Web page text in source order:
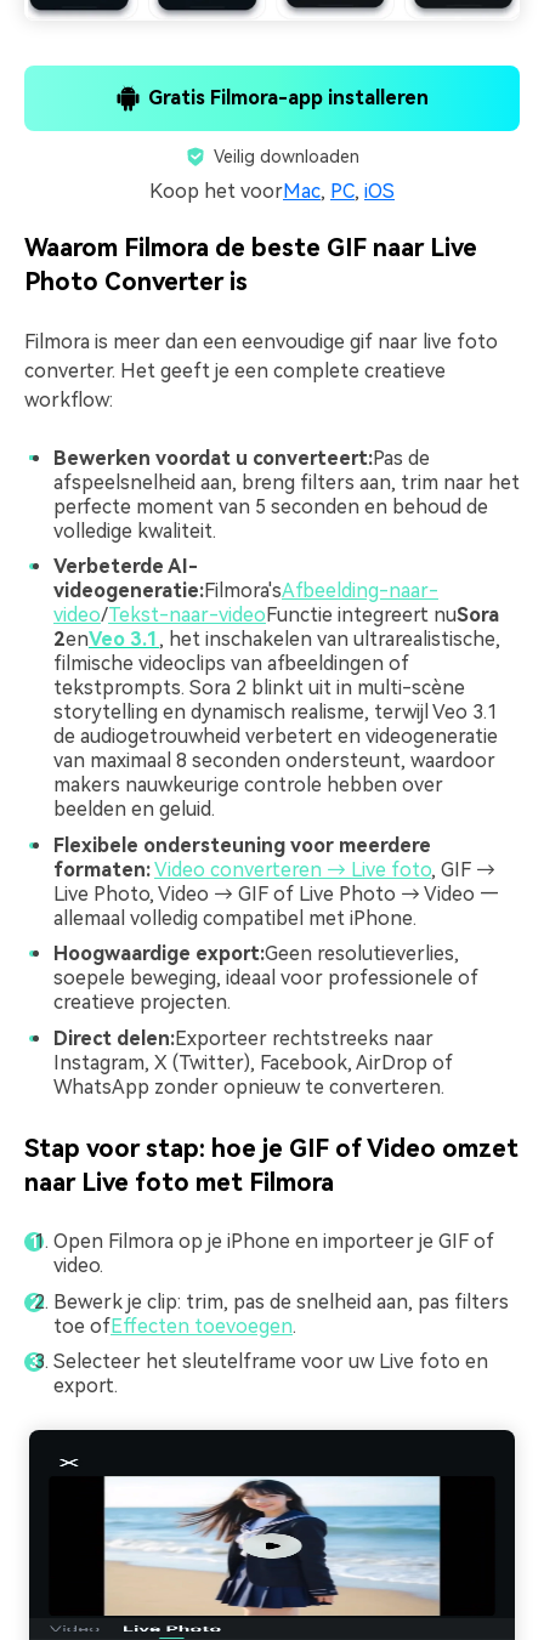
Gratis Filmora-app installeren
Veilig downloaden
Koop het voorMac, PC, iOS
Waarom Filmora de beste GIF naar Live
Photo Converter is
Filmora is meer dan een eenvoudige gif naar live foto
converter. Het geeft je een complete creatieve
workflow:
Bewerken voordat u converteert:Pas de
afspeelsnelheid aan, breng filters aan, trim naar het
perfecte moment van 5 seconden en behoud de
volledige kwaliteit.
Verbeterde AI-
videogeneratie:Filmora'sAfbeelding-naar-
video/Tekst-naar-video Functie integreert nuSora
2enVeo 3.1 , het inschakelen van ultrarealistische,
filmische videoclips van afbeeldingen of
tekstprompts. Sora 2 blinkt uit in multi-scène
storytelling en dynamisch realisme, terwijl Veo 3.1
de audiogetrouwheid verbetert en videogeneratie
van maximaal 8 seconden ondersteunt, waardoor
makers nauwkeurige controle hebben over
beelden en geluid.
Flexibele ondersteuning voor meerdere
formaten:Video converteren → Live foto, GIF →
Live Photo, Video → GIF of Live Photo → Video —
allemaal volledig compatibel met iPhone.
Hoogwaardige export:Geen resolutieverlies,
soepele beweging, ideaal voor professionele of
creatieve projecten.
Direct delen:Exporteer rechtstreeks naar
Instagram, X (Twitter), Facebook, AirDrop of
WhatsApp zonder opnieuw te converteren.
Stap voor stap: hoe je GIF of Video omzet
naar Live foto met Filmora
Open Filmora op je iPhone en importeer je GIF of
video.
Bewerk je clip: trim, pas de snelheid aan, pas filters
toe ofEffecten toevoegen.
Selecteer het sleutelframe voor uw Live foto en
export.